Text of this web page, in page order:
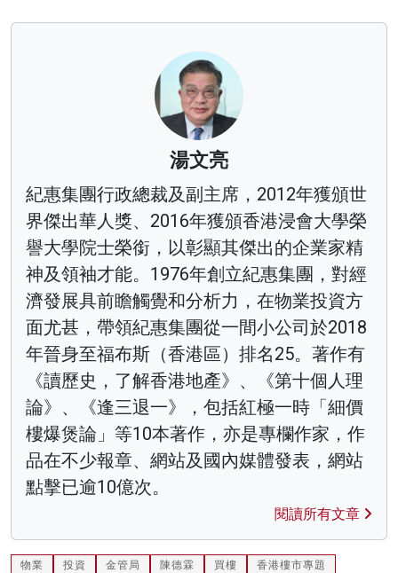
湯文亮
紀惠集團行政總裁及副主席，2012年獲頒世
界傑出華人獎、2016年獲頒香港浸會大學榮
譽大學院士榮銜，以彰顯其傑出的企業家精
神及領袖才能。1976年創立紀惠集團，對經
濟發展具前瞻觸覺和分析力，在物業投資方
面尤甚，帶領紀惠集團從一間小公司於2018
年晉身至福布斯（香港區）排名25。著作有
《讀歷史，了解香港地產》、《第十個人理
論》、《逢三退一》，包括紅極一時「細價
樓爆煲論」等10本著作，亦是專欄作家，作
品在不少報章、網站及國內媒體發表，網站
點擊已逾10億次。
閱讀所有文章
物業 投資 金管局 陳德霖 買樓
香港樓市專題